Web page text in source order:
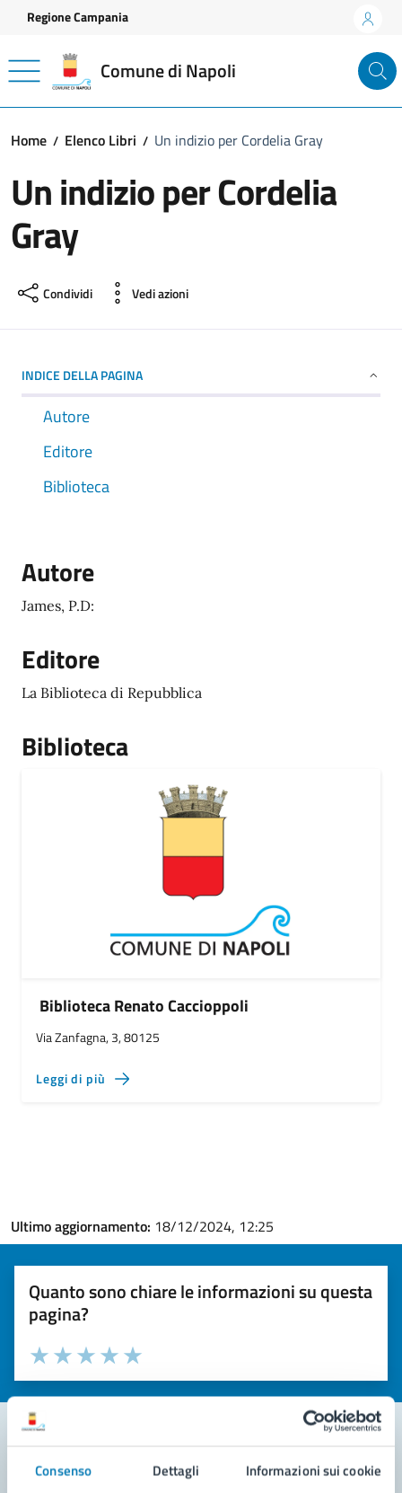
Consenso Dettagli Informazioni sui cookie
Vai ai contenuti
Vai al footer
Regione Campania
Comune di Napoli
Home Elenco Libri Un indizio per Cordelia Gray
Un indizio per Cordelia
Gray
Condividi Vedi azioni
INDICE DELLA PAGINA
Autore
Editore
Biblioteca
Autore
James, P.D:
Editore
La Biblioteca di Repubblica
Biblioteca
Biblioteca Renato Caccioppoli
Via Zanfagna, 3, 80125
Leggi di più
Ultimo aggiornamento: 18/12/2024, 12:25
Quanto sono chiare le informazioni su questa
pagina?
Valuta la chiarezza delle informazioni (da 1 a 5 stelle)
Seleziona il numero di stelle per valutare la chiarezza delle
Valuta 5 stelle su 5
Valuta 4 stelle su 5
Valuta 3 stelle su 5
Valuta 2 stelle su 5
Valuta 1 stelle su 5
Contatta il comune